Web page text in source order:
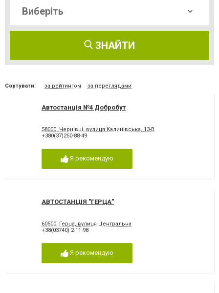
ЗНАЙТИ
Сортувати: за рейтингом за переглядами
Автостанція №4 Добробут
58000, Чернівці, вулиця Калинівська, 13-В
+380(37)250-88-49
Я рекомендую
АВТОСТАНЦІЯ "ГЕРЦА"
60500, Герца, вулиця Центральна
+38(03740) 2-11-98
Я рекомендую